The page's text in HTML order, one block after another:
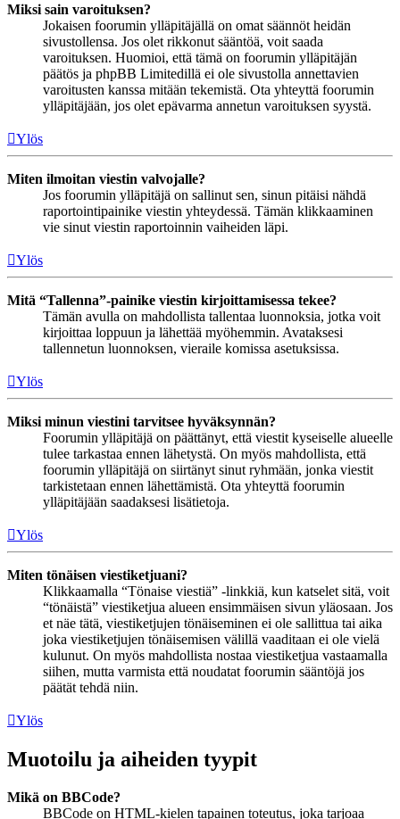
Miksi sain varoituksen?
Jokaisen foorumin ylläpitäjällä on omat säännöt heidän
sivustollensa. Jos olet rikkonut sääntöä, voit saada
varoituksen. Huomioi, että tämä on foorumin ylläpitäjän
päätös ja phpBB Limitedillä ei ole sivustolla annettavien
varoitusten kanssa mitään tekemistä. Ota yhteyttä foorumin
ylläpitäjään, jos olet epävarma annetun varoituksen syystä.
Ylös
Miten ilmoitan viestin valvojalle?
Jos foorumin ylläpitäjä on sallinut sen, sinun pitäisi nähdä
raportointipainike viestin yhteydessä. Tämän klikkaaminen
vie sinut viestin raportoinnin vaiheiden läpi.
Ylös
Mitä “Tallenna”-painike viestin kirjoittamisessa tekee?
Tämän avulla on mahdollista tallentaa luonnoksia, jotka voit
kirjoittaa loppuun ja lähettää myöhemmin. Avataksesi
tallennetun luonnoksen, vieraile komissa asetuksissa.
Ylös
Miksi minun viestini tarvitsee hyväksynnän?
Foorumin ylläpitäjä on päättänyt, että viestit kyseiselle alueelle
tulee tarkastaa ennen lähetystä. On myös mahdollista, että
foorumin ylläpitäjä on siirtänyt sinut ryhmään, jonka viestit
tarkistetaan ennen lähettämistä. Ota yhteyttä foorumin
ylläpitäjään saadaksesi lisätietoja.
Ylös
Miten tönäisen viestiketjuani?
Klikkaamalla “Tönaise viestiä” -linkkiä, kun katselet sitä, voit
“tönäistä” viestiketjua alueen ensimmäisen sivun yläosaan. Jos
et näe tätä, viestiketjujen tönäiseminen ei ole sallittua tai aika
joka viestiketjujen tönäisemisen välillä vaaditaan ei ole vielä
kulunut. On myös mahdollista nostaa viestiketjua vastaamalla
siihen, mutta varmista että noudatat foorumin sääntöjä jos
päätät tehdä niin.
Ylös
Muotoilu ja aiheiden tyypit
Mikä on BBCode?
BBCode on HTML-kielen tapainen toteutus, joka tarjoaa